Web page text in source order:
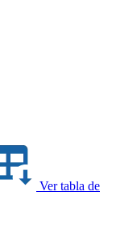
Ver tabla de